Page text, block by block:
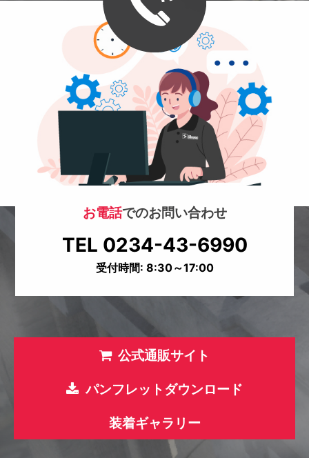
お電話でのお問い合わせ
TEL 0234-43-6990
受付時間: 8:30～17:00
公式通販サイト
パンフレットダウンロード
装着ギャラリー